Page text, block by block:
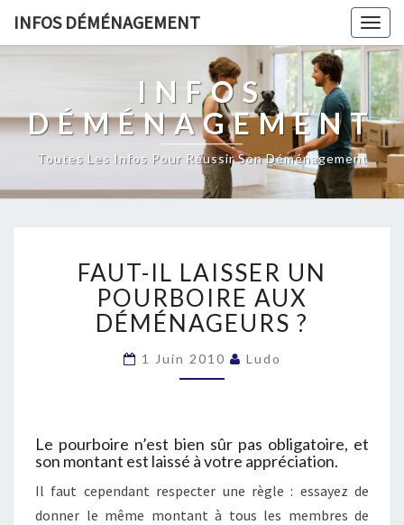
INFOS DÉMÉNAGEMENT
INFOS
DÉMÉNAGEMENT
Toutes Les Infos Pour Réussir Son Déménagement
IL
LAISSER
UN
POURBOIRE
AUX
DÉMÉNAGEURS
FAUT-IL LAISSER UN
POURBOIRE AUX
DÉMÉNAGEURS ?
1 Juin 2010 Ludo
Le pourboire n’est bien sûr pas obligatoire, et
son montant est laissé à votre appréciation.
Il faut cependant respecter une règle : essayez de
donner le même montant à tous les membres de